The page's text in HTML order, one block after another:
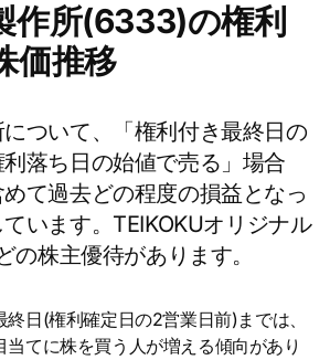
作所(6333)の権利
価推移
ついて、「権利付き最終日の
落ち日の始値で売る」場合
て過去どの程度の損益となっ
います。TEIKOKUオリジナル
の株主優待があります。
日(権利確定日の2営業日前)までは、
てに株を買う人が増える傾向があり